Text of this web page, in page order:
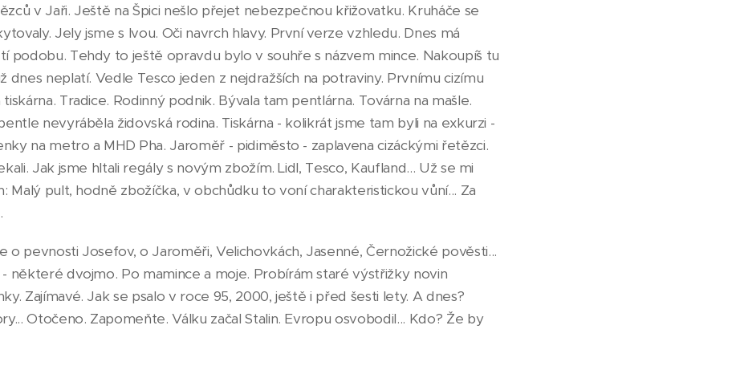
v Jaři. Ještě na Špici nešlo přejet nebezpečnou křižovatku. Kruháče se
Jely jsme s Ivou. Oči navrch hlavy. První verze vzhledu. Dnes má
podobu. Tehdy to ještě opravdu bylo v souhře s názvem mince. Nakoupíš tu
dnes neplatí. Vedle Tesco jeden z nejdražších na potraviny. Prvnímu cizímu
Tradice. Rodinný podnik. Bývala tam pentlárna. Továrna na mašle.
nevyráběla židovská rodina. Tiskárna - kolikrát jsme tam byli na exkurzi -
na metro a MHD Pha. Jaroměř - pidiměsto - zaplavena cizáckými řetězci.
Jak jsme hltali regály s novým zbožím. Lidl, Tesco, Kaufland... Už se mi
Malý pult, hodně zbožíčka, v obchůdku to voní charakteristickou vůní... Za
o pevnosti Josefov, o Jaroměři, Velichovkách, Jasenné, Černožické pověsti...
některé dvojmo. Po mamince a moje. Probírám staré výstřižky novin
Zajímavé. Jak se psalo v roce 95, 2000, ještě i před šesti lety. A dnes?
Otočeno. Zapomeňte. Válku začal Stalin. Evropu osvobodil... Kdo? Že by